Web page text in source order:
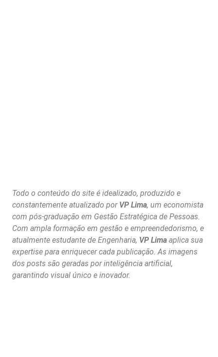
Todo o conteúdo do site é idealizado, produzido e
constantemente atualizado por VP Lima, um economista
com pós-graduação em Gestão Estratégica de Pessoas.
Com ampla formação em gestão e empreendedorismo, e
atualmente estudante de Engenharia, VP Lima aplica sua
expertise para enriquecer cada publicação. As imagens
dos posts são geradas por inteligência artificial,
garantindo visual único e inovador.